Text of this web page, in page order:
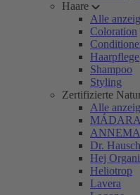
Haare
Alle
Coloration
Haarpflege
Shampoo
Styling
Zertifizierte
Alle
MÁDARA
Dr.
Hej
Heliotrop
Lavera